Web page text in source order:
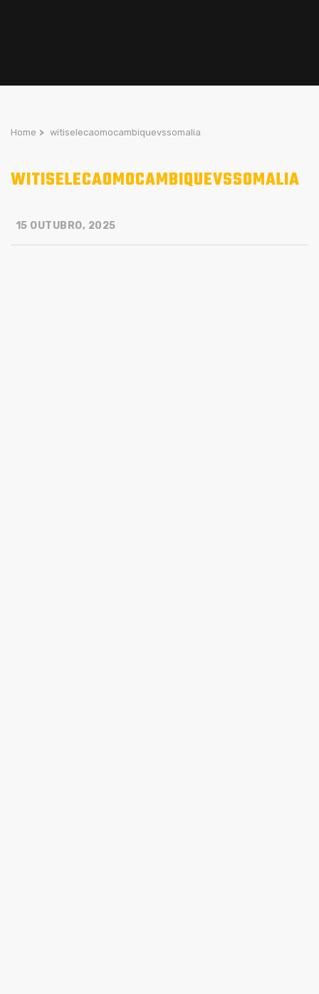
Home > witiselecaomocambiquevssomalia
WITISELECAOMOCAMBIQUEVSSOMALIA
15 OUTUBRO, 2025